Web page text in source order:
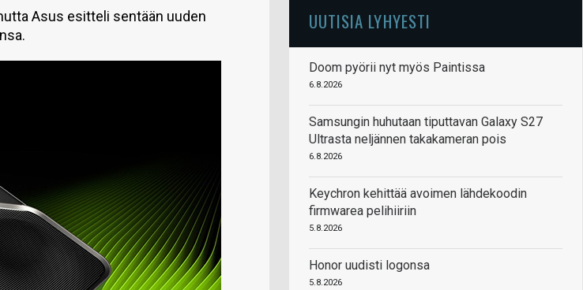
Asus esitteli sentään uuden
UUTISIA LYHYESTI
Doom pyörii nyt myös Paintissa
6.8.2026
Samsungin huhutaan tiputtavan Galaxy S27
Ultrasta neljännen takakameran pois
6.8.2026
Keychron kehittää avoimen lähdekoodin
firmwarea pelihiiriin
5.8.2026
Honor uudisti logonsa
5.8.2026